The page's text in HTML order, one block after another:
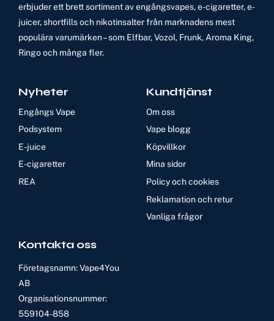
erbjuder ett brett sortiment av engångsvapes, e-cigaretter, e-
juicer, shortfills och nikotinsalter från marknadens mest
populära varumärken – som Elfbar, Vozol, Frunk, Aroma King,
Ringo och många fler.
Nyheter
Engångs Vape
Podsystem
E-juice
E-cigaretter
REA
Kundtjänst
Om oss
Vape blogg
Köpvillkor
Mina sidor
Policy och cookies
Reklamation och retur
Vanliga frågor
Kontakta oss
Företagsnamn: Vape4You
AB
Organisationsnummer:
559104-858